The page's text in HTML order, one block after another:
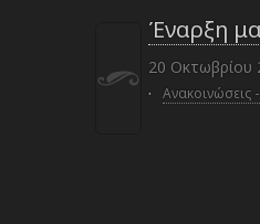
Έναρξη
20 Οκτωβρίου
· Ανακοινώσεις